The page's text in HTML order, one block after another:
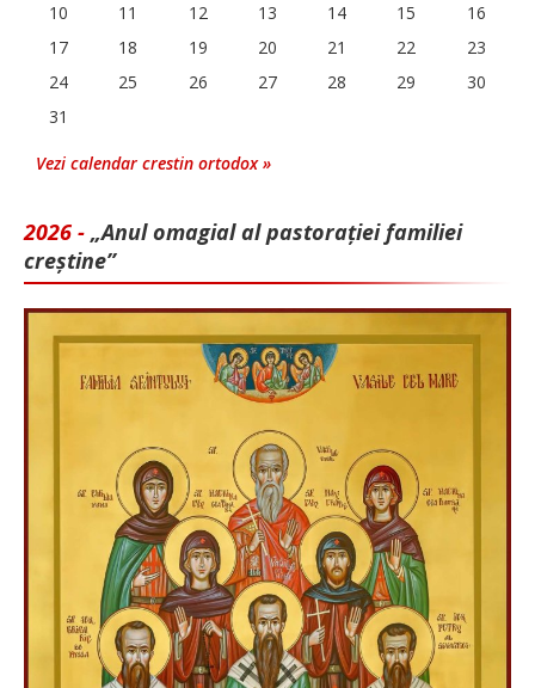
10
11 12 13 14 15
16
17
18 19 20 21 22
23
24
25 26 27 28 29
30
31
Vezi calendar crestin ortodox »
2026 - „Anul omagial al pastorației familiei
creștine”